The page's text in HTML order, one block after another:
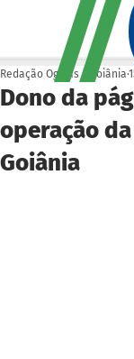
Dono da
operação
Goiânia
Redação Ogoiás | Goiânia